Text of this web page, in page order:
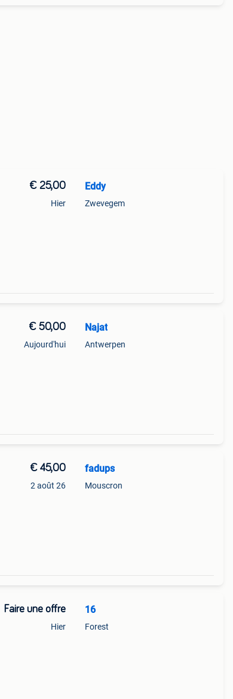
€ 25,00
Hier
Eddy
Zwevegem
€ 50,00
Aujourd'hui
Najat
Antwerpen
€ 45,00
2 août 26
fadups
Mouscron
Faire une offre
Hier
16
Forest